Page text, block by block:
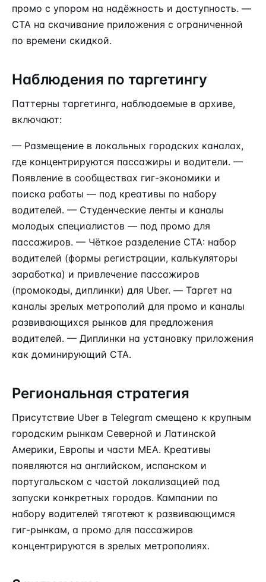
промо с упором на надёжность и доступность. —
CTA на скачивание приложения с ограниченной
по времени скидкой.
Наблюдения по таргетингу
Паттерны таргетинга, наблюдаемые в архиве,
включают:
— Размещение в локальных городских каналах,
где концентрируются пассажиры и водители. —
Появление в сообществах гиг-экономики и
поиска работы — под креативы по набору
водителей. — Студенческие ленты и каналы
молодых специалистов — под промо для
пассажиров. — Чёткое разделение CTA: набор
водителей (формы регистрации, калькуляторы
заработка) и привлечение пассажиров
(промокоды, диплинки) для Uber. — Таргет на
каналы зрелых метрополий для промо и каналы
развивающихся рынков для предложения
водителей. — Диплинки на установку приложения
как доминирующий CTA.
Региональная стратегия
Присутствие Uber в Telegram смещено к крупным
городским рынкам Северной и Латинской
Америки, Европы и части MEA. Креативы
появляются на английском, испанском и
португальском с частой локализацией под
запуски конкретных городов. Кампании по
набору водителей тяготеют к развивающимся
гиг-рынкам, а промо для пассажиров
концентрируются в зрелых метрополиях.